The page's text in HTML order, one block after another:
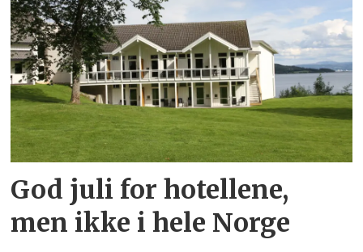
God juli for hotellene,
men ikke i hele Norge